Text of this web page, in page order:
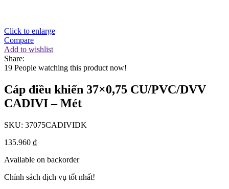
Click to enlarge
Compare
Add to wishlist
Share:
19 People watching this product now!
Cáp điều khiển 37×0,75 CU/PVC/DVV
CADIVI – Mét
SKU: 37075CADIVIDK
135.960 ₫
Available on backorder
Chính sách dịch vụ tốt nhất!